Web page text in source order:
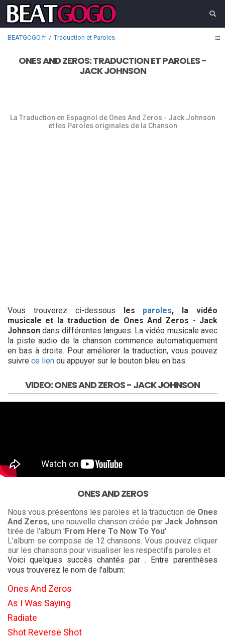
BEATGOGO.fr Traduction et Paroles
ONES AND ZEROS: TRADUCTION ET PAROLES -
JACK JOHNSON
La Traduction en Espagnol de Ones And Zeros - Jack Johnson
et les Paroles originales de la Chanson
Vous trouverez ci-dessous les paroles, la vidéo
musicale et la traduction de Ones And Zeros - Jack
Johnsondans différentes langues. La vidéo musicale avec
la piste audio de la chanson commence automatiquement
en bas à droite. Pour améliorer la traduction, vous pouvez
suivre ce lien ou appuyer sur le bouton bleu en bas.
VIDEO: ONES AND ZEROS - JACK JOHNSON
ONES AND ZEROS
Nous vous présentons les paroles et la traduction de Ones
And Zeros, une nouvelle chanson créée par Jack Johnson
tirée de l'album 'From Here To Now To You'
L'album se compose de 12 chansons. Vous pouvez cliquer
sur les chansons pour visualiser les respectifs paroles et
Voici quelques succès chantés par . Entre parenthèses
vous trouverez le nom de l'album:
Ones And Zeros
As I Was Saying
Radiate
Shot Reverse Shot